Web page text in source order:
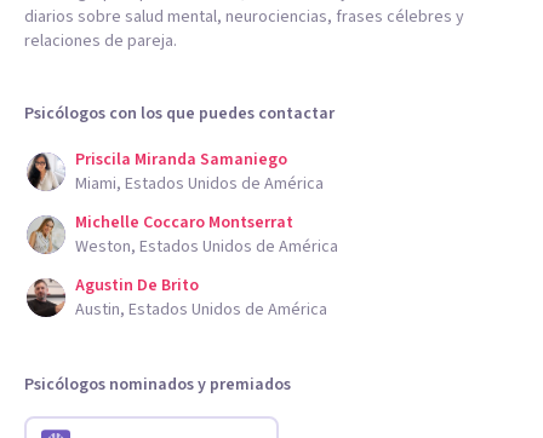
diarios sobre salud mental, neurociencias, frases célebres y
relaciones de pareja.
Psicólogos con los que puedes contactar
Priscila Miranda Samaniego
Miami, Estados Unidos de América
Michelle Coccaro Montserrat
Weston, Estados Unidos de América
Agustin De Brito
Austin, Estados Unidos de América
Psicólogos nominados y premiados